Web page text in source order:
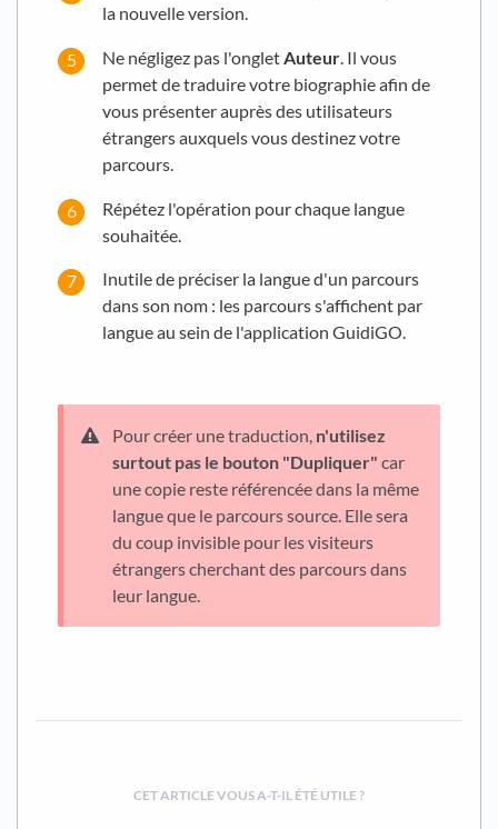
la nouvelle version.
Ne négligez pas l'ongletAuteur. Il vous
permet de traduire votre biographie afin de
vous présenter auprès des utilisateurs
étrangers auxquels vous destinez votre
parcours.
Répétez l'opération pour chaque langue
souhaitée.
Inutile de préciser la langue d'un parcours
dans son nom : les parcours s'affichent par
langue au sein de l'application GuidiGO.
Pour créer une traduction, n'utilisez
surtout pas le bouton "Dupliquer" car
une copie reste référencée dans la même
langue que le parcours source. Elle sera
du coup invisible pour les visiteurs
étrangers cherchant des parcours dans
leur langue.
CET ARTICLE VOUS A-T-IL ÉTÉ UTILE ?